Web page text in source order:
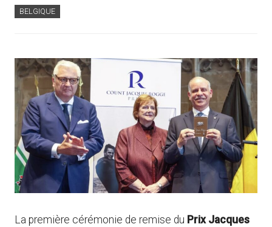
BELGIQUE
La première cérémonie de remise du Prix Jacques